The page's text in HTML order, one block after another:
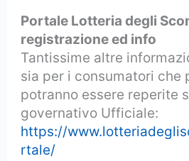
Portale Lotteria degli
registrazione ed info
Tantissime altre
sia per i consumatori che
potranno essere reperite
governativo Ufficiale:
https://
rtale/